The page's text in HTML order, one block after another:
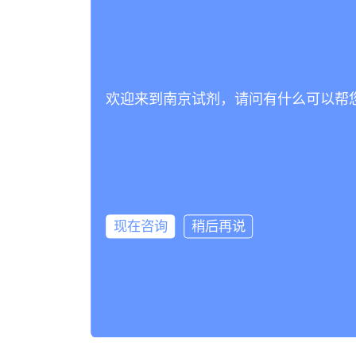
欢迎来到南京试剂，请问有什么可以帮
现在咨询 稍后再说